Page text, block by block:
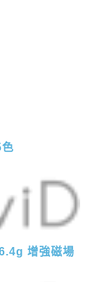
增強磁場